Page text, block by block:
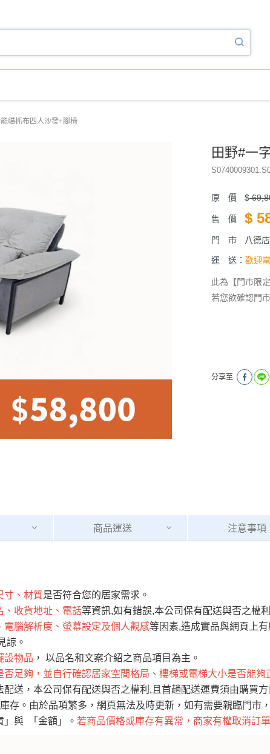
貓抓布四人沙發+腳椅
田野#一
原 價 $
售 價 $
門 市 八德店
運 送： 歡迎
此為【門市限
若您欲確認門
分享至
商品運送 注意事項
寸、材質是否符合您的居家需求。
、收貨地址、電話等資訊,如有錯誤,本公司保有配送與否之權利
電腦解析度、螢幕設定及個人觀感等因素,造成實品與網頁上
諒。
設物品 ， 以品名和文案介紹之商品項目為主。
否足夠，並自行確認居家空間格局、樓梯或電梯大小是否能夠
送，本公司保有配送與否之權利,且首趟配送運費須由購買方
存。由於品項繁多，網頁無法及時更新，如有需要親臨門市
」與 「金額」。 若商品價格或庫存有異常，商家有權取消訂單
運 費 說 明
峨眉鄉、五
法及時更新，如有需要購買商品，請於出發前來電或到「官方
與 「金額」。
商家有權取消訂單。
日)，我們客服會與您電話聯絡或E-Mail通知確認訂單。
@dershin）
，若未詢問下單後無現貨我們客服會再來電或E-Mail與您聯絡
ID → @dershin）
隆，南至苗栗，偏遠地區恕無法提供運送 (詳見運送規章)。
全部 依評論高至低排列 依評論低至高排列 只顯